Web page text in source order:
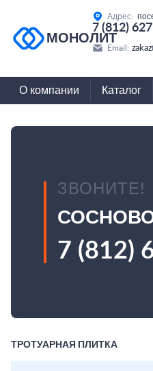
МОНОЛИТ
Адрес:
7 (812)
Email:
О компании Каталог
ЗВОНИТЕ!
7 (812)
ТРОТУАРНАЯ ПЛИТКА